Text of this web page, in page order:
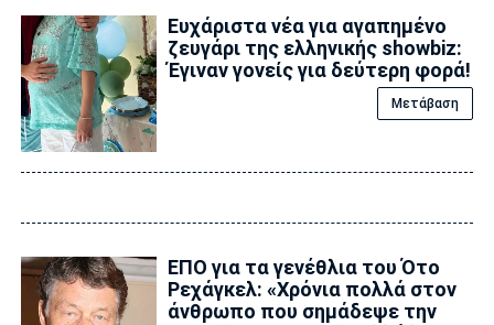
Ευχάριστα νέα για αγαπημένο
ζευγάρι της ελληνικής showbiz:
Έγιναν γονείς για δεύτερη φορά!
Μετάβαση
ΕΠΟ για τα γενέθλια του Ότο
Ρεχάγκελ: «Χρόνια πολλά στον
άνθρωπο που σημάδεψε την